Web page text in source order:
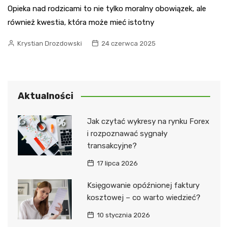
Opieka nad rodzicami to nie tylko moralny obowiązek, ale
również kwestia, która może mieć istotny
Krystian Drozdowski 24 czerwca 2025
Aktualności
Jak czytać wykresy na rynku Forex
i rozpoznawać sygnały
transakcyjne?
17 lipca 2026
Księgowanie opóźnionej faktury
kosztowej – co warto wiedzieć?
10 stycznia 2026